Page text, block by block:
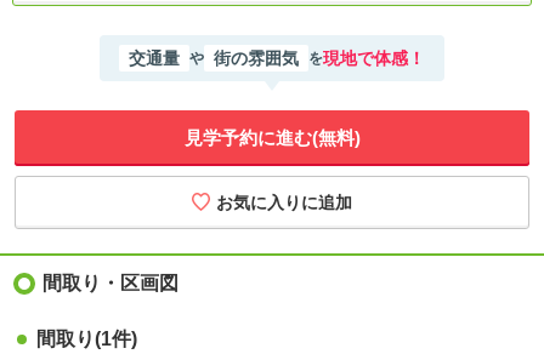
交通量 や 街の雰囲気 を現地で体感！
見学予約に進む(無料)
間取り・区画図
間取り(1件)